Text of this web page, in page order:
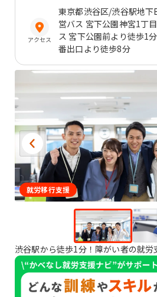
アクセス
東京都渋谷区/渋谷駅地下
営バス 宮下公園神宮1丁
ス 宮下公園前より徒歩1
番出口より徒歩8分
就労移行支援
渋谷駅から徒歩1分！障がい者の就労